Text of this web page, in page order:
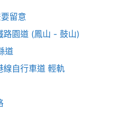
留意
路園道 (鳳山 - 鼓山)
道
線自行車道 輕軌